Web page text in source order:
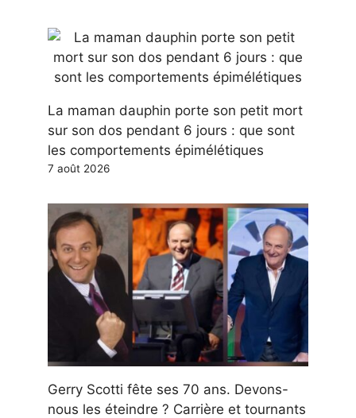
La maman dauphin porte son petit mort
sur son dos pendant 6 jours : que sont
les comportements épimélétiques
7 août 2026
Gerry Scotti fête ses 70 ans. Devons-
nous les éteindre ? Carrière et tournants